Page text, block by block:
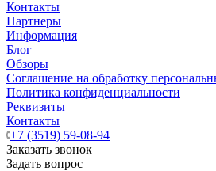
Контакты
Партнеры
Информация
Блог
Обзоры
Соглашение на обработку
Политика конфиденциальности
Реквизиты
Контакты
+7 (3519) 59-08-94
Заказать звонок
Задать вопрос